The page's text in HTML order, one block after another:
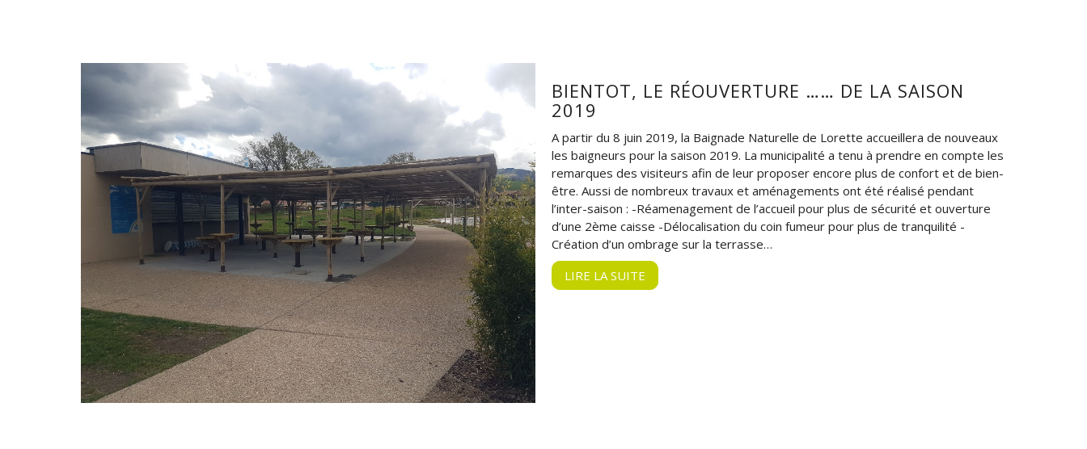
BIENTOT, LE RÉOUVERTURE …… DE LA SAISON
2019
A partir du 8 juin 2019, la Baignade Naturelle de Lorette accueillera de nouveaux
les baigneurs pour la saison 2019. La municipalité a tenu à prendre en compte les
remarques des visiteurs afin de leur proposer encore plus de confort et de bien-
être. Aussi de nombreux travaux et aménagements ont été réalisé pendant
l’inter-saison : -Réamenagement de l’accueil pour plus de sécurité et ouverture
d’une 2ème caisse -Délocalisation du coin fumeur pour plus de tranquilité -
Création d’un ombrage sur la terrasse…
LIRE LA SUITE